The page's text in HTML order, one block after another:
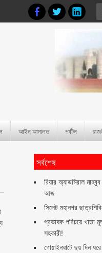
আইন আদালত পর্যটন
সর্বশেষ
রিয়ার অ্যাডমিরাল
আজ
সিলেট মহানগর
প্রভাষক পরিচয়ে খাতা
সহকারী!
গোয়াইনঘাটে ছয় দিন